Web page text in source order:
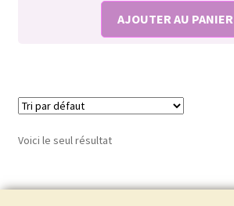
AJOUTER AU PANIER
Voici le seul résultat